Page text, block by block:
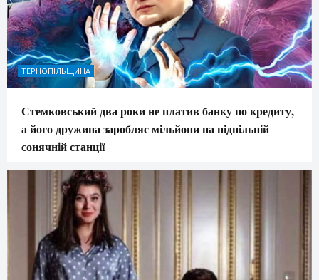
ТЕРНОПІЛЬЩИНА
Стемковський два роки не платив банку по кредиту,
а його дружина заробляє мільйони на підпільній
сонячній станції